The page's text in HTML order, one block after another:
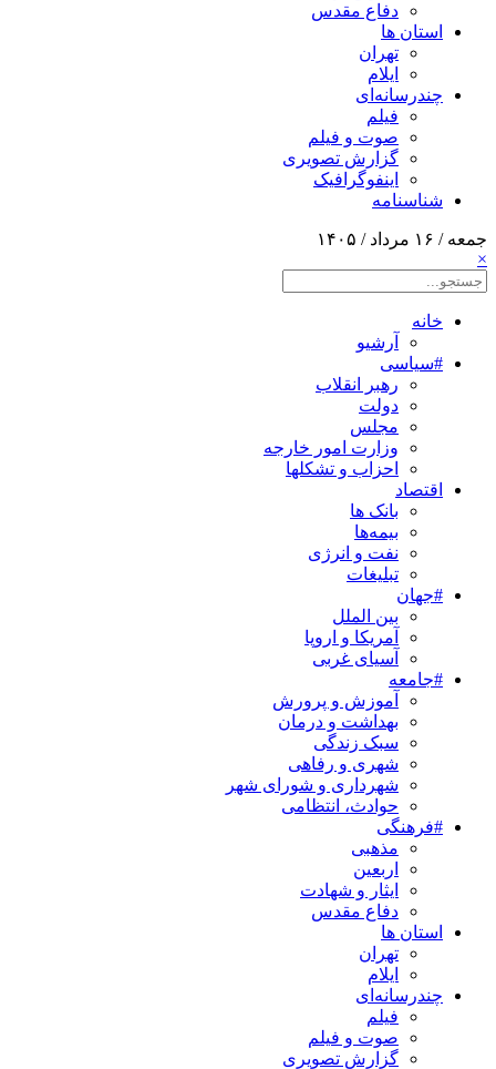
دفاع مقدس
استان ها
تهران
ایلام
چندرسانه‌ای
فیلم
صوت و فیلم
گزارش تصویری
اینفوگرافیک
شناسنامه
جمعه / ۱۶ مرداد / ۱۴۰۵
×
خانه
آرشیو
#سیاسی
رهبر انقلاب
دولت
مجلس
وزارت امور خارجه
احزاب و تشکلها
اقتصاد
بانک ها
بیمه‌ها
نفت و انرژی
تبلیغات
#جهان
بین الملل
آمریکا و اروپا
آسیای غربی
#جامعه
آموزش و پرورش
بهداشت و درمان
سبک زندگی
شهری و رفاهی
شهرداری و شورای شهر
حوادث، انتظامی
#فرهنگی
مذهبی
اربعین
ایثار و شهادت
دفاع مقدس
استان ها
تهران
ایلام
چندرسانه‌ای
فیلم
صوت و فیلم
گزارش تصویری